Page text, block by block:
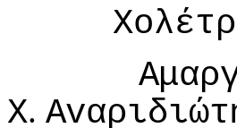
Χ.